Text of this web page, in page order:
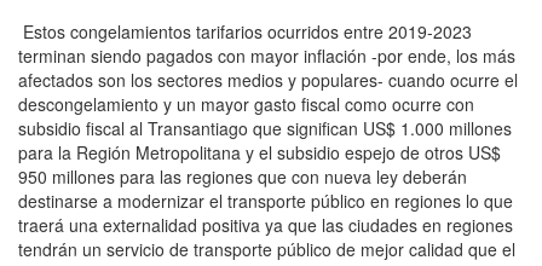
Estos congelamientos tarifarios ocurridos entre 2019-2023
terminan siendo pagados con mayor inflación -por ende, los más
afectados son los sectores medios y populares- cuando ocurre el
descongelamiento y un mayor gasto fiscal como ocurre con
subsidio fiscal al Transantiago que significan US$ 1.000 millones
para la Región Metropolitana y el subsidio espejo de otros US$
950 millones para las regiones que con nueva ley deberán
destinarse a modernizar el transporte público en regiones lo que
traerá una externalidad positiva ya que las ciudades en regiones
tendrán un servicio de transporte público de mejor calidad que el